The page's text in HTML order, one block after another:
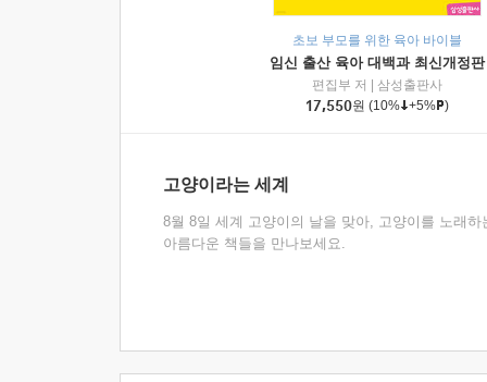
초보 부모를 위한 육아 바이블
임신 출산 육아 대백과 최신개정판
편집부 저
삼성출판사
17,550원 (10% +5% )
고양이라는 세계
8월 8일 세계 고양이의 날을 맞아, 고양이를 노래하
아름다운 책들을 만나보세요.